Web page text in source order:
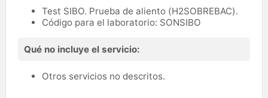
Test SIBO. Prueba de aliento (H2SOBREBAC).
Código para el laboratorio: SONSIBO
Qué no incluye el servicio:
Otros servicios no descritos.